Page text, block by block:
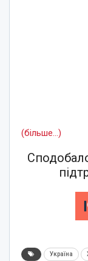
(більше…)
Україна